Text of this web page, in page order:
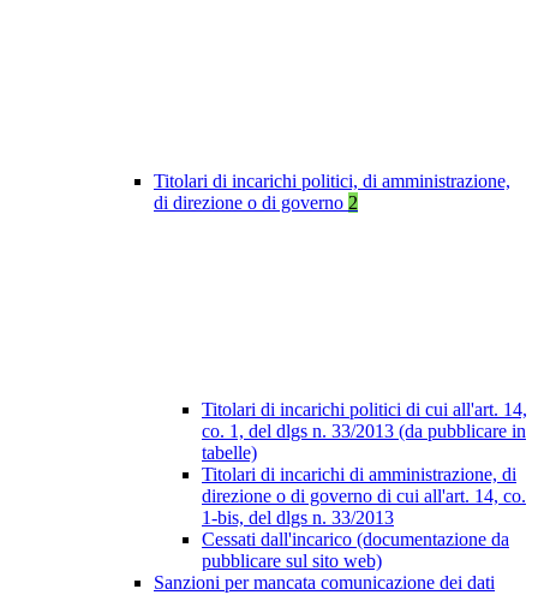
Titolari di incarichi politici, di amministrazione,
di direzione o di governo 2
Titolari di incarichi politici di cui all'art. 14,
co. 1, del dlgs n. 33/2013 (da pubblicare in
tabelle)
Titolari di incarichi di amministrazione, di
direzione o di governo di cui all'art. 14, co.
1-bis, del dlgs n. 33/2013
Cessati dall'incarico (documentazione da
pubblicare sul sito web)
Sanzioni per mancata comunicazione dei dati